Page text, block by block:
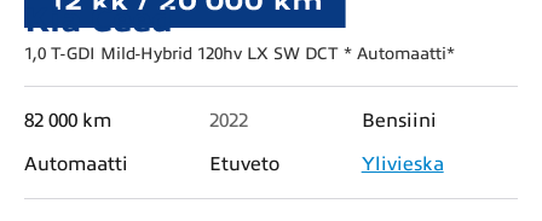
Kia Ceed
1,0 T-GDI Mild-Hybrid 120hv LX SW DCT * Automaatti*
82 000 km 2022
Bensiini
Automaatti
Etuveto Ylivieska